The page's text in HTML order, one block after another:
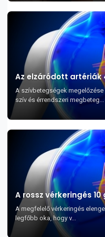
Az elzáródott artériák
A szívbetegségek
szív és érrendszeri megbeteg...
A rossz vérkeringés
A megfelelő vérkeringés
legfőbb oka, hogy v...